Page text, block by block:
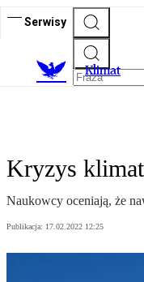
Serwisy
Klimat
Kryzys
Naukowcy oceniają, że
Publikacja: 17.02.2022 12:25